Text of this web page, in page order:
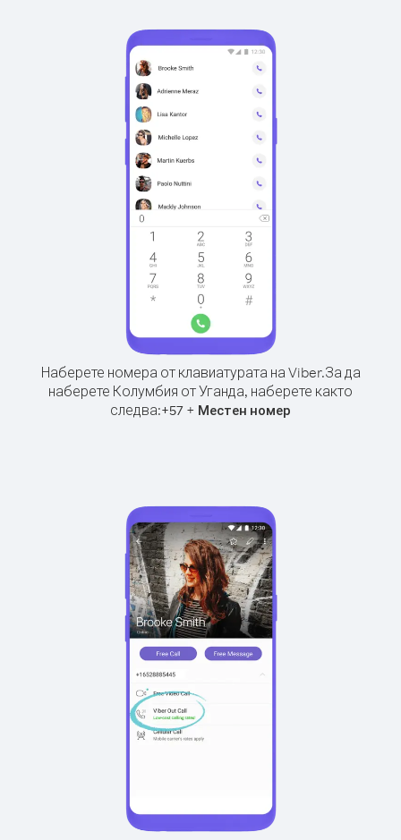
Наберете номера от клавиатурата на Viber.За да
наберете Колумбия от Уганда, наберете както
следва:+57 + Местен номер